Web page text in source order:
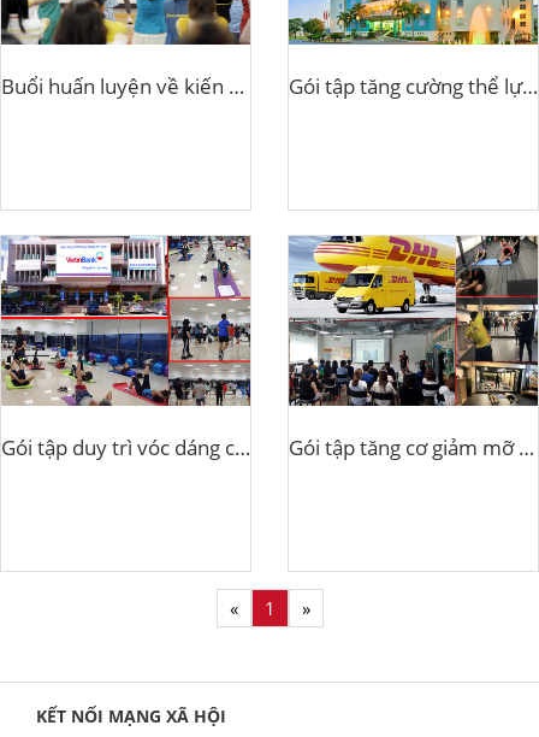
Buổi huấn luyện về kiến thức thể hình công ty KYOWON THE ORM Gói tập tăng cường thể lực cho Cty Thuốc Lá Sg
Gói tập duy trì vóc dáng cho NH Vietinbank Gói tập tăng cơ giảm mỡ cho NVVP DHL
« 1 »
KẾT NỐI MẠNG XÃ HỘI